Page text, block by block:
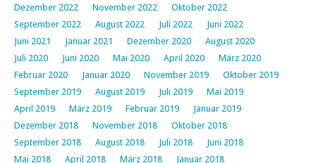
Dezember 2022 November 2022
Oktober 2022
September 2022
August 2022 Juli 2022
Juni 2022
Juni 2021
Januar 2021 Dezember 2020
August 2020
Juli 2020
Juni 2020 Mai 2020 April 2020
März 2020
Februar 2020
Januar 2020 November 2019
Oktober 2019
September 2019
August 2019 Juli 2019
Mai 2019
April 2019
März 2019 Februar 2019
Januar 2019
Dezember 2018
November 2018
Oktober 2018
September 2018
August 2018 Juli 2018
Juni 2018
Mai 2018
April 2018 März 2018
Januar 2018